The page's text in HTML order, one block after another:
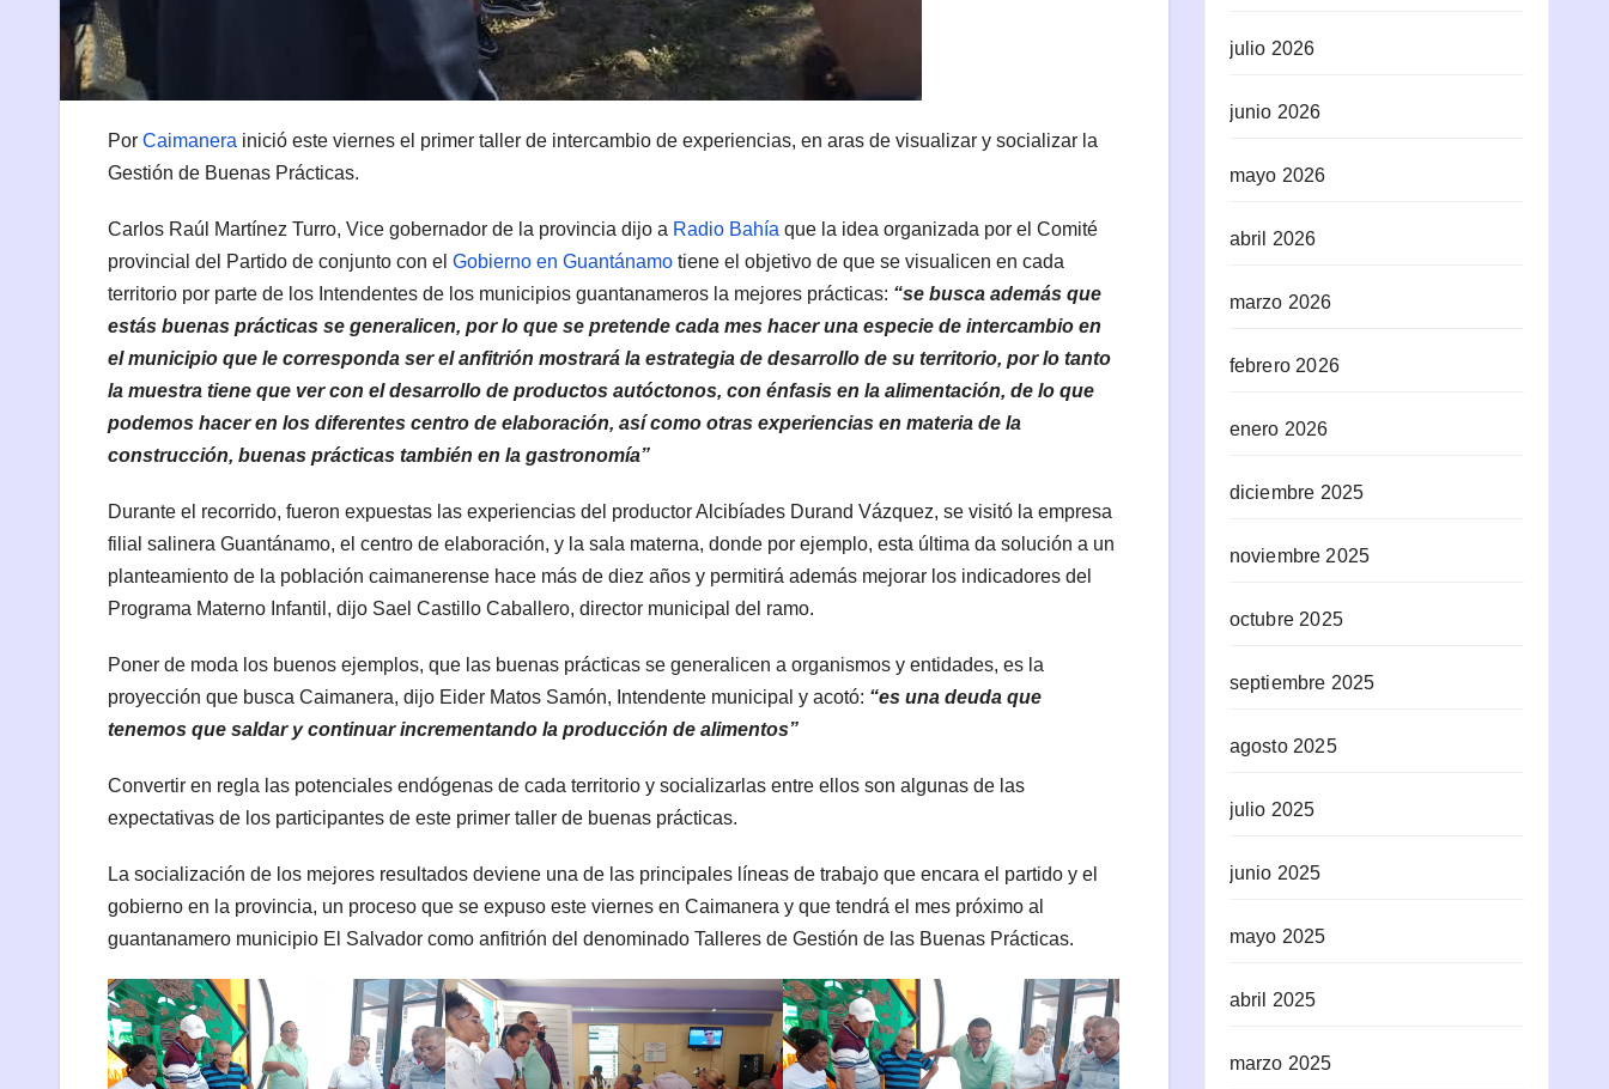
Por Caimanera inició este viernes el primer taller de intercambio de experiencias, en aras de visualizar y socializar la
Gestión de Buenas Prácticas.
Carlos Raúl Martínez Turro, Vice gobernador de la provincia dijo a Radio Bahía que la idea organizada por el Comité
provincial del Partido de conjunto con el Gobierno en Guantánamo tiene el objetivo de que se visualicen en cada
territorio por parte de los Intendentes de los municipios guantanameros la mejores prácticas: “se busca además que
estás buenas prácticas se generalicen, por lo que se pretende cada mes hacer una especie de intercambio en
el municipio que le corresponda ser el anfitrión mostrará la estrategia de desarrollo de su territorio, por lo tanto
la muestra tiene que ver con el desarrollo de productos autóctonos, con énfasis en la alimentación, de lo que
podemos hacer en los diferentes centro de elaboración, así como otras experiencias en materia de la
construcción, buenas prácticas también en la gastronomía”
Durante el recorrido, fueron expuestas las experiencias del productor Alcibíades Durand Vázquez, se visitó la empresa
filial salinera Guantánamo, el centro de elaboración, y la sala materna, donde por ejemplo, esta última da solución a un
planteamiento de la población caimanerense hace más de diez años y permitirá además mejorar los indicadores del
Programa Materno Infantil, dijo Sael Castillo Caballero, director municipal del ramo.
Poner de moda los buenos ejemplos, que las buenas prácticas se generalicen a organismos y entidades, es la
proyección que busca Caimanera, dijo Eider Matos Samón, Intendente municipal y acotó: “es una deuda que
tenemos que saldar y continuar incrementando la producción de alimentos”
Convertir en regla las potenciales endógenas de cada territorio y socializarlas entre ellos son algunas de las
expectativas de los participantes de este primer taller de buenas prácticas.
La socialización de los mejores resultados deviene una de las principales líneas de trabajo que encara el partido y el
gobierno en la provincia, un proceso que se expuso este viernes en Caimanera y que tendrá el mes próximo al
guantanamero municipio El Salvador como anfitrión del denominado Talleres de Gestión de las Buenas Prácticas.
julio 2026
junio 2026
mayo 2026
abril 2026
marzo 2026
febrero 2026
enero 2026
diciembre 2025
noviembre 2025
octubre 2025
septiembre 2025
agosto 2025
julio 2025
junio 2025
mayo 2025
abril 2025
marzo 2025